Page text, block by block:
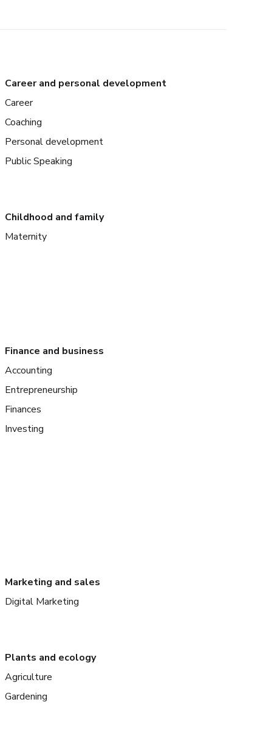
Career and personal development
Career
Coaching
Personal development
Public Speaking
Childhood and family
Maternity
Finance and business
Accounting
Entrepreneurship
Finances
Investing
Marketing and sales
Digital Marketing
Plants and ecology
Agriculture
Gardening